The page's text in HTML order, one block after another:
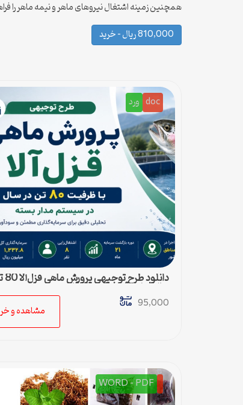
همچنین زمینه اشتغال نیروهای ماهر و نیمه ماهر را
810,000 ریال – خرید
doc ورد
سال | طرح آماده Word قابل ویرایش
95,000
مشاهده و
WORD - PDF